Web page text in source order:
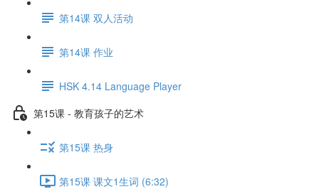
第14课 双人活动
第14课 作业
HSK 4.14 Language Player
第15课 - 教育孩子的艺术
第15课 热身
第15课 课文1生词 (6:32)